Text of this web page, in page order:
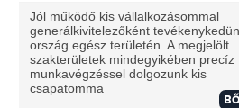
Jól működő kis vállalkozásommal
generálkivitelezőként
ország egész területén. A megjelölt
szakterületek mindegyikében precíz
munkavégzéssel dolgozunk kis
csapatomma